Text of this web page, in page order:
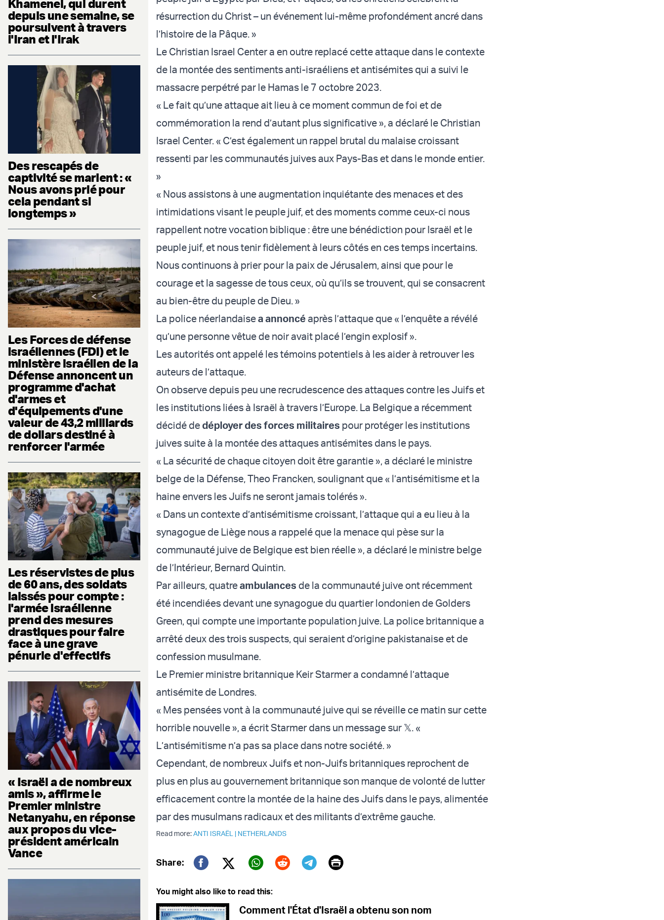
Khamenei, qui durent
depuis une semaine, se
poursuivent à travers
l'Iran et l'Irak
Des rescapés de
captivité se marient : «
Nous avons prié pour
cela pendant si
longtemps »
Les Forces de défense
israéliennes (FDI) et le
ministère israélien de la
Défense annoncent un
programme d'achat
d'armes et
d'équipements d'une
valeur de 43,2 milliards
de dollars destiné à
renforcer l'armée
Les réservistes de plus
de 60 ans, des soldats
laissés pour compte :
l'armée israélienne
prend des mesures
drastiques pour faire
face à une grave
pénurie d'effectifs
« Israël a de nombreux
amis », affirme le
Premier ministre
Netanyahu, en réponse
aux propos du vice-
président américain
Vance
résurrection du Christ – un événement lui-même profondément ancré dans
l’histoire de la Pâque. »
Le Christian Israel Center a en outre replacé cette attaque dans le contexte
de la montée des sentiments anti-israéliens et antisémites qui a suivi le
massacre perpétré par le Hamas le 7 octobre 2023.
« Le fait qu’une attaque ait lieu à ce moment commun de foi et de
commémoration la rend d’autant plus significative », a déclaré le Christian
Israel Center. « C’est également un rappel brutal du malaise croissant
ressenti par les communautés juives aux Pays-Bas et dans le monde entier.
»
« Nous assistons à une augmentation inquiétante des menaces et des
intimidations visant le peuple juif, et des moments comme ceux-ci nous
rappellent notre vocation biblique : être une bénédiction pour Israël et le
peuple juif, et nous tenir fidèlement à leurs côtés en ces temps incertains.
Nous continuons à prier pour la paix de Jérusalem, ainsi que pour le
courage et la sagesse de tous ceux, où qu’ils se trouvent, qui se consacrent
au bien-être du peuple de Dieu. »
La police néerlandaisea annoncé après l’attaque que « l’enquête a révélé
qu’une personne vêtue de noir avait placé l’engin explosif ».
Les autorités ont appelé les témoins potentiels à les aider à retrouver les
auteurs de l’attaque.
On observe depuis peu une recrudescence des attaques contre les Juifs et
les institutions liées à Israël à travers l’Europe. La Belgique a récemment
décidé de déployer des forces militaires pour protéger les institutions
juives suite à la montée des attaques antisémites dans le pays.
« La sécurité de chaque citoyen doit être garantie », a déclaré le ministre
belge de la Défense, Theo Francken, soulignant que « l’antisémitisme et la
haine envers les Juifs ne seront jamais tolérés ».
« Dans un contexte d’antisémitisme croissant, l’attaque qui a eu lieu à la
synagogue de Liège nous a rappelé que la menace qui pèse sur la
communauté juive de Belgique est bien réelle », a déclaré le ministre belge
de l’Intérieur, Bernard Quintin.
Par ailleurs, quatreambulances de la communauté juive ont récemment
été incendiées devant une synagogue du quartier londonien de Golders
Green, qui compte une importante population juive. La police britannique a
arrêté deux des trois suspects, qui seraient d’origine pakistanaise et de
confession musulmane.
Le Premier ministre britannique Keir Starmer a condamné l’attaque
antisémite de Londres.
« Mes pensées vont à la communauté juive qui se réveille ce matin sur cette
horrible nouvelle », a écrit Starmer dans un message sur 𝕏. «
L’antisémitisme n’a pas sa place dans notre société. »
Cependant, de nombreux Juifs et non-Juifs britanniques reprochent de
plus en plus au gouvernement britannique son manque de volonté de lutter
efficacement contre la montée de la haine des Juifs dans le pays, alimentée
par des musulmans radicaux et des militants d’extrême gauche.
Read more:ANTI ISRAËL | NETHERLANDS
Share:
Twitter (X)
Print
You might also like to read this:
Comment l'État d'Israël a obtenu son nom